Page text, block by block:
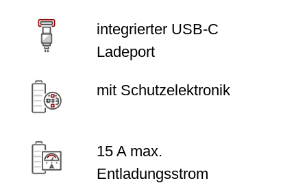
integrierter USB-C
Ladeport
mit Schutzelektronik
15 A max.
Entladungsstrom